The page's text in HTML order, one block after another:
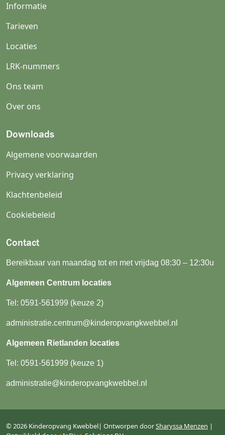
Informatie
Tarieven
Locaties
LRK-nummers
Ons team
Over ons
Downloads
Algemene voorwaarden
Privacy verklaring
Klachtenbeleid
Cookiebeleid
Contact
Bereikbaar van maandag tot en met vrijdag 08:30 – 12:30u
Algemeen Centrum locaties
Tel: 0591-561999 (keuze 2)
administratie.centrum@kinderopvangkwebbel.nl
Algemeen Rietlanden locaties
Tel: 0591-561999 (keuze 1)
administratie@kinderopvangkwebbel.nl
© 2026 Kinderopvang Kwebbel| Ontworpen doorSharyssa Menzen |